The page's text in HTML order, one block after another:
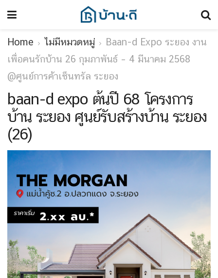
Home ไม่มีหมวดหมู่
Baan-d Expo ระยอง งาน
เพื่อคนรักบ้าน 26 กุมภาพันธ์ – 4 มีนาคม 2568
@ศูนย์การค้าเซ็นทรัล ระยอง
baan-d expo ต้นปี 68 โครงการ
บ้าน ระยอง ศูนย์รับสร้างบ้าน ระยอง
(26)